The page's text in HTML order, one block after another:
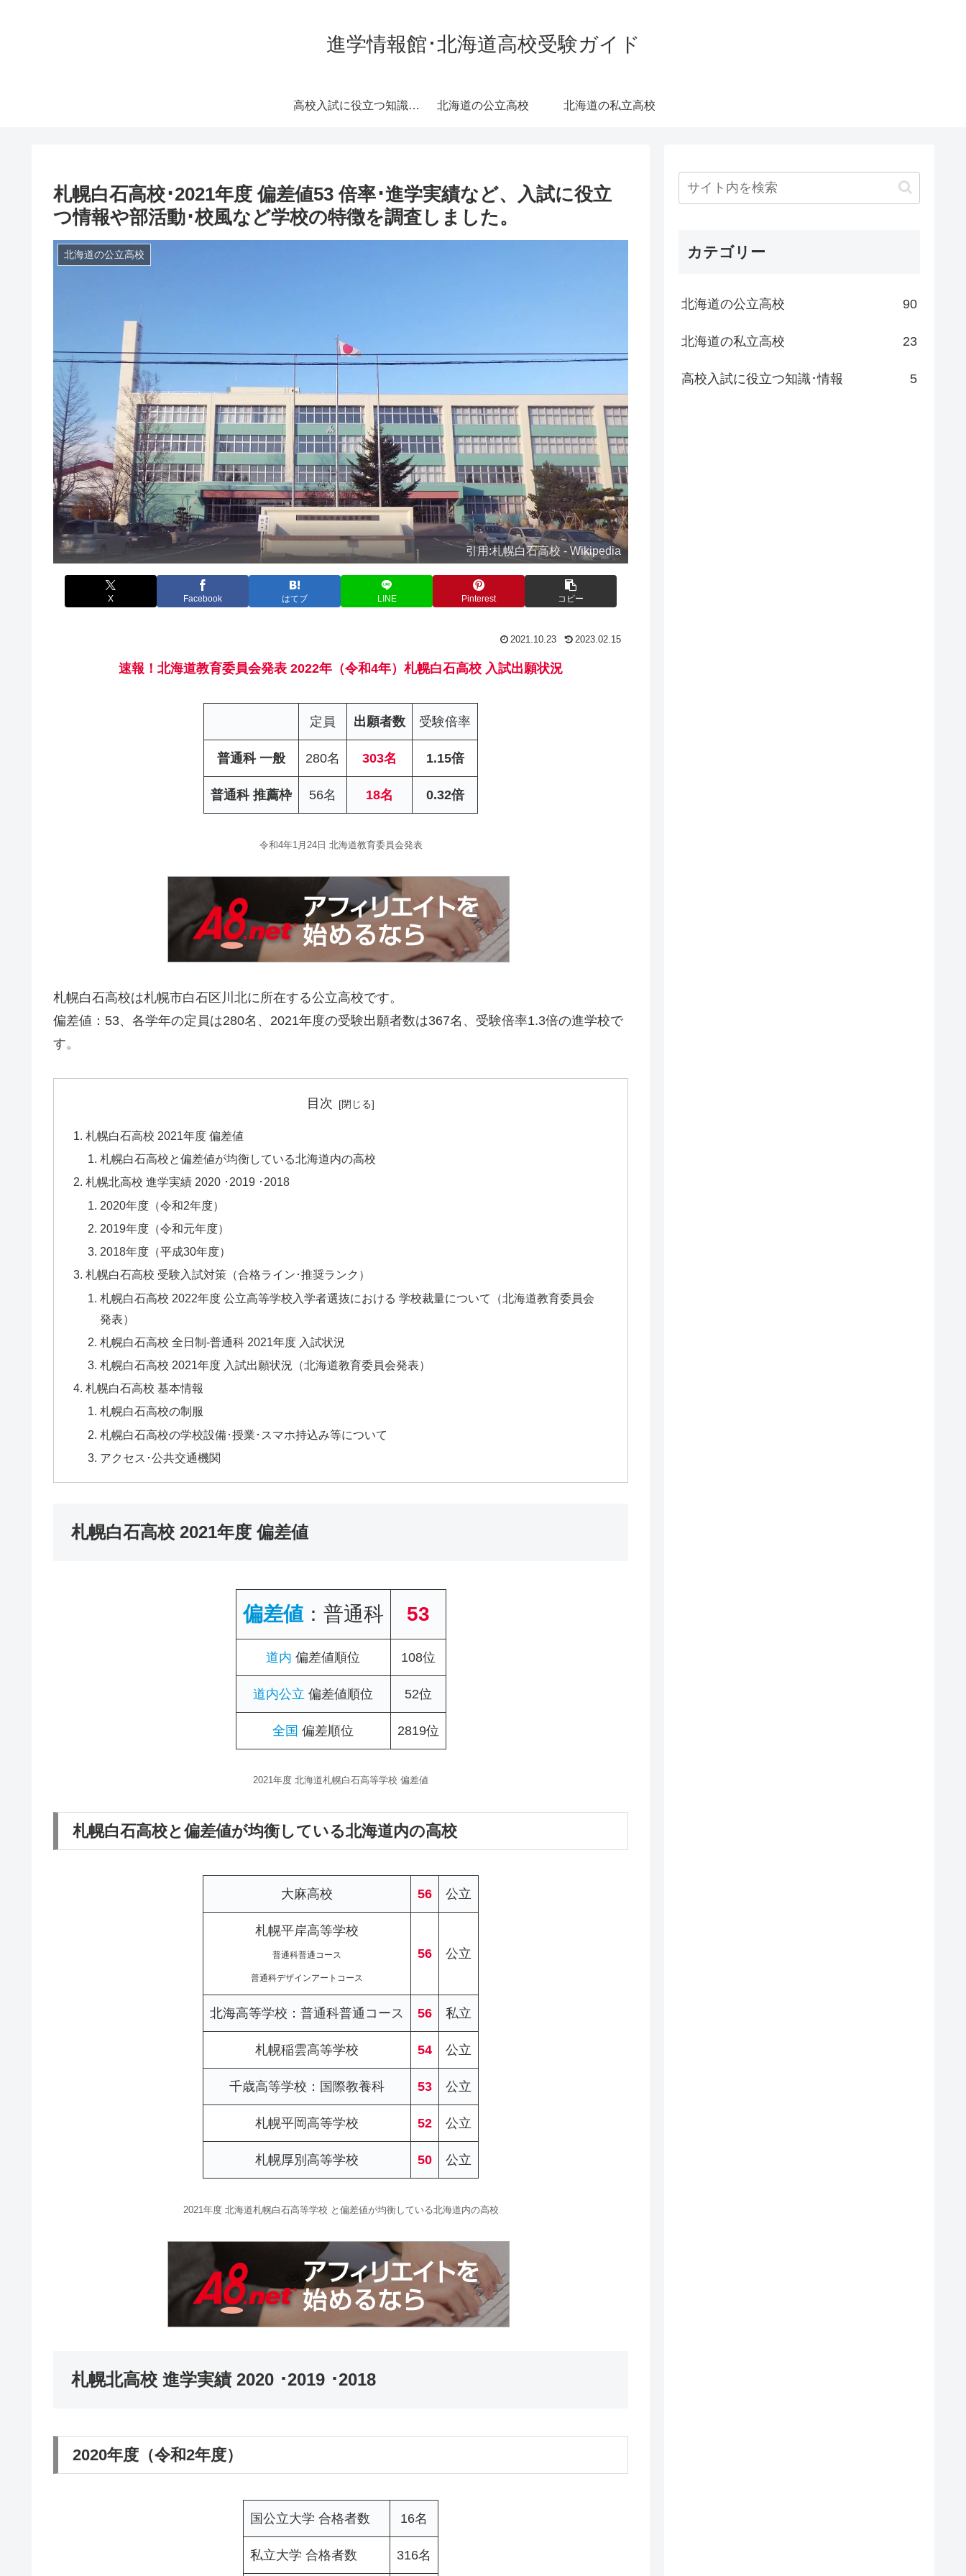
進学情報館･北海道高校受験ガイド
高校入試に役立つ知識･情報 北海道の公立高校 北海道の私立高校
札幌白石高校･2021年度 偏差値53 倍率･進学実績など、入試に役立
つ情報や部活動･校風など学校の特徴を調査しました。
北海道の公立高校
引用:札幌白石高校 - Wikipedia
X Facebook はてブ LINE Pinterest コピー
2021.10.23 2023.02.15
速報！北海道教育委員会発表 2022年（令和4年）札幌白石高校 入試出願状況
定員 出願者数 受験倍率
普通科 一般 280名 303名 1.15倍
普通科 推薦枠 56名 18名 0.32倍
令和4年1月24日 北海道教育委員会発表
札幌白石高校は札幌市白石区川北に所在する公立高校です。
偏差値：53、各学年の定員は280名、2021年度の受験出願者数は367名、受験倍率1.3倍の進学校で
す。
目次
札幌白石高校 2021年度 偏差値
札幌白石高校と偏差値が均衡している北海道内の高校
札幌北高校 進学実績 2020 ･2019 ･2018
2020年度（令和2年度）
2019年度（令和元年度）
2018年度（平成30年度）
札幌白石高校 受験入試対策（合格ライン･推奨ランク）
札幌白石高校 2022年度 公立高等学校入学者選抜における 学校裁量について（北海道教育委員会
発表）
札幌白石高校 全日制-普通科 2021年度 入試状況
札幌白石高校 2021年度 入試出願状況（北海道教育委員会発表）
札幌白石高校 基本情報
札幌白石高校の制服
札幌白石高校の学校設備･授業･スマホ持込み等について
アクセス･公共交通機関
札幌白石高校 2021年度 偏差値
偏差値：普通科 53
道内 偏差値順位 108位
道内公立 偏差値順位 52位
全国 偏差順位 2819位
2021年度 北海道札幌白石高等学校 偏差値
札幌白石高校と偏差値が均衡している北海道内の高校
大麻高校 56 公立
札幌平岸高等学校
普通科普通コース
普通科デザインアートコース
56 公立
北海高等学校：普通科普通コース 56 私立
札幌稲雲高等学校 54 公立
千歳高等学校：国際教養科 53 公立
札幌平岡高等学校 52 公立
札幌厚別高等学校 50 公立
2021年度 北海道札幌白石高等学校 と偏差値が均衡している北海道内の高校
札幌北高校 進学実績 2020 ･2019 ･2018
2020年度（令和2年度）
国公立大学 合格者数 16名
私立大学 合格者数 316名
カテゴリー
北海道の公立高校 90
北海道の私立高校 23
高校入試に役立つ知識･情報 5